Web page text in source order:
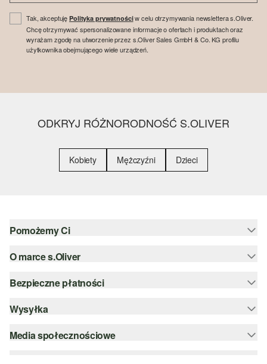
Tak, akceptujęPolityka prywatnościw celu otrzymywania newslettera s.Oliver.
Chcę otrzymywać spersonalizowane informacje o ofertach i produktach oraz
wyrażam zgodę na utworzenie przez s.Oliver Sales GmbH & Co. KG profilu
użytkownika obejmującego wiele urządzeń.
ODKRYJ RÓŻNORODNOŚĆ S.OLIVER
Kobiety Mężczyźni Dzieci
Pomożemy Ci
Pomoc i FAQ
Porady dotyczące rozmiarów
Kategorie
O marce s.Oliver
Newsletter
s.Oliver Group
Bezpieczne płatności
PayPal
Klarna
Wysyłka
DHL PL
Media społecznościowe